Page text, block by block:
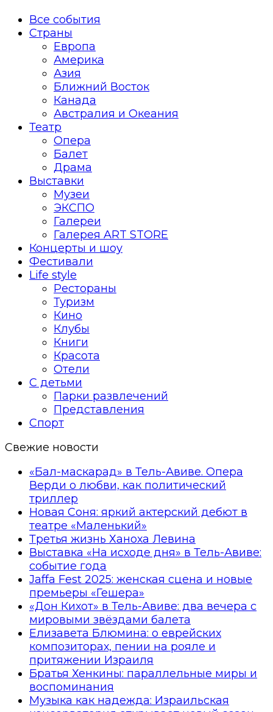
Все события
Страны
Европа
Америка
Азия
Ближний Восток
Канада
Австралия и Океания
Театр
Опера
Балет
Драма
Выставки
Музеи
ЭКСПО
Галереи
Галерея ART STORE
Концерты и шоу
Фестивали
Life style
Рестораны
Туризм
Кино
Клубы
Книги
Красота
Отели
С детьми
Парки развлечений
Представления
Спорт
Свежие новости
«Бал-маскарад» в Тель-Авиве. Опера
Верди о любви, как политический
триллер
Новая Соня: яркий актерский дебют в
театре «Маленький»
Третья жизнь Ханоха Левина
Выставка «На исходе дня» в Тель-Авиве:
событие года
Jaffa Fest 2025: женская сцена и новые
премьеры «Гешера»
«Дон Кихот» в Тель-Авиве: два вечера с
мировыми звёздами балета
Елизавета Блюмина: о еврейских
композиторах, пении на рояле и
притяжении Израиля
Братья Хенкины: параллельные миры и
воспоминания
Музыка как надежда: Израильская